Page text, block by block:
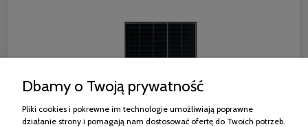
Dbamy o Twoją prywatność
Pliki cookies i pokrewne im technologie umożliwiają poprawne
działanie strony i pomagają nam dostosować ofertę do Twoich potrzeb.